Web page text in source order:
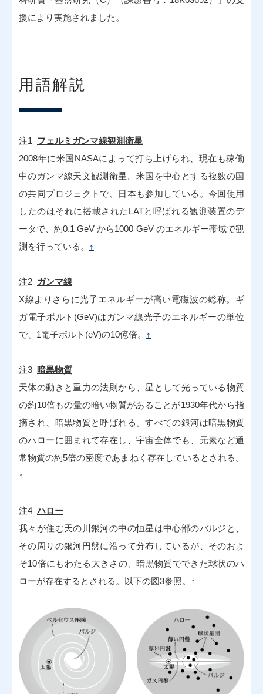
援により実施されました。
用語解説
注1 フェルミガンマ線観測衛星
2008年に米国NASAによって打ち上げられ、現在も稼働
中のガンマ線天文観測衛星。米国を中心とする複数の国
の共同プロジェクトで、日本も参加している。今回使用
したのはそれに搭載されたLATと呼ばれる観測装置のデ
ータで、約0.1 GeV から1000 GeV のエネルギー帯域で観
測を行っている。
↑
注2 ガンマ線
X線よりさらに光子エネルギーが高い電磁波の総称。ギ
ガ電子ボルト(GeV)はガンマ線光子のエネルギーの単位
で、1電子ボルト(eV)の10億倍。
↑
注3 暗黒物質
天体の動きと重力の法則から、星として光っている物質
の約10倍もの量の暗い物質があることが1930年代から指
摘され、暗黒物質と呼ばれる。すべての銀河は暗黒物質
のハローに囲まれて存在し、宇宙全体でも、元素など通
常物質の約5倍の密度であまねく存在しているとされる。
↑
注4ハロー
我々が住む天の川銀河の中の恒星は中心部のバルジと、
その周りの銀河円盤に沿って分布しているが、そのおよ
そ10倍にもわたる大きさの、暗黒物質でできた球状のハ
ローが存在するとされる。以下の図3参照。
↑